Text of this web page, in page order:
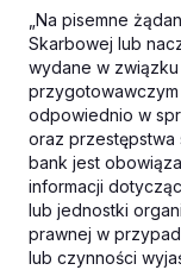
„Na pisemne
Skarbowej lub
wydane w
przygotowawczym
odpowiednio w
oraz przestępstwa
bank jest
informacji
lub jednostki
prawnej w
lub czynności